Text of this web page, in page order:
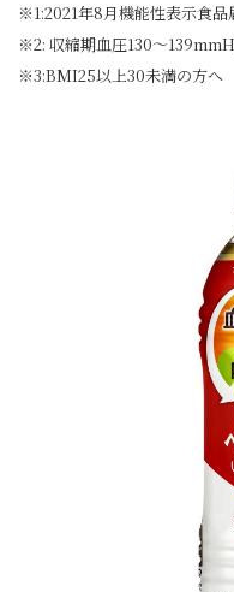
※1:2021年8月機能性表示食
※2: 収縮期血圧130～
※3:BMI25以上30未満の方へ